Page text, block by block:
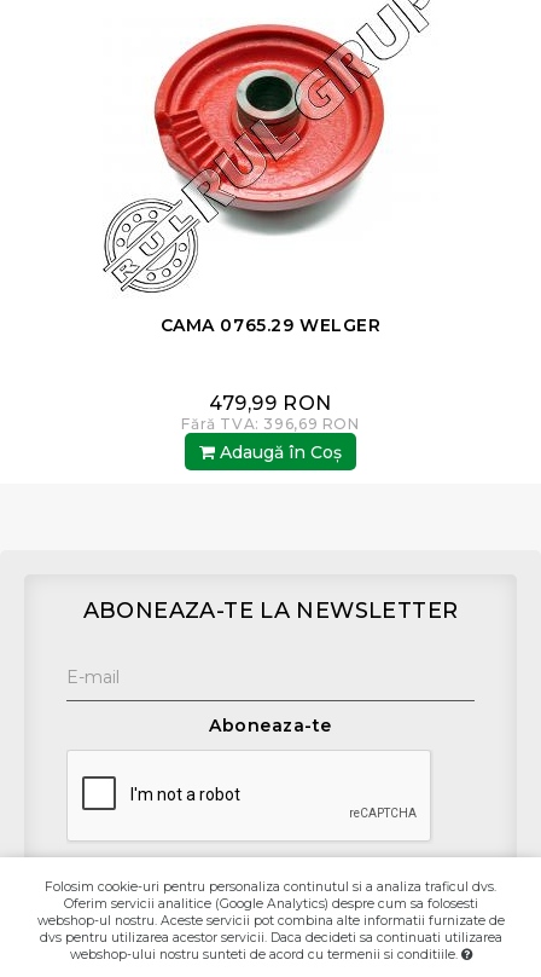
CAMA 0765.29 WELGER
479,99 RON
Fără TVA: 396,69 RON
Adaugă în Coş
ABONEAZA-TE LA NEWSLETTER
Aboneaza-te
Contact
Folosim cookie-uri pentru personaliza continutul si a analiza traficul dvs.
Oferim servicii analitice (Google Analytics) despre cum sa folosesti
webshop-ul nostru. Aceste servicii pot combina alte informatii furnizate de
dvs pentru utilizarea acestor servicii. Daca decideti sa continuati utilizarea
webshop-ului nostru sunteti de acord cu termenii si conditiile.